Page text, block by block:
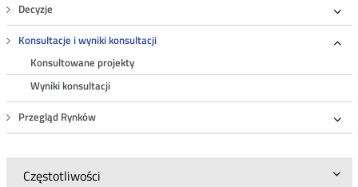
Decyzje
Konsultacje i wyniki konsultacji
Konsultowane projekty
Wyniki konsultacji
Przegląd Rynków
Częstotliwości